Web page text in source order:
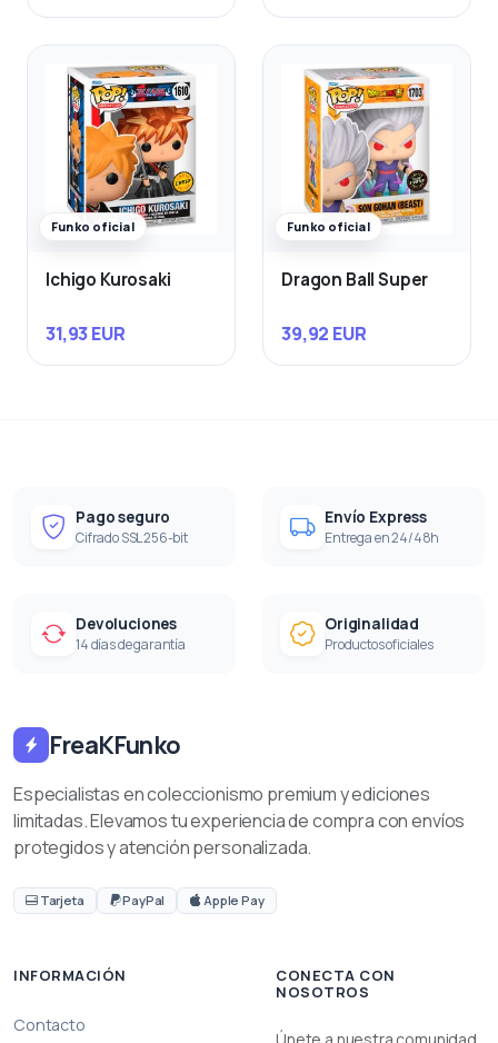
Funko oficial
Ichigo Kurosaki
31,93 EUR
Funko oficial
Dragon Ball Super
39,92 EUR
Pago seguro
Cifrado SSL 256-bit
Envío Express
Entrega en 24/48h
Devoluciones
14 días de garantía
Originalidad
Productos oficiales
FreaKFunko
Especialistas en coleccionismo premium y ediciones
limitadas. Elevamos tu experiencia de compra con envíos
protegidos y atención personalizada.
Tarjeta PayPal Apple Pay
INFORMACIÓN
Contacto
CONECTA CON
NOSOTROS